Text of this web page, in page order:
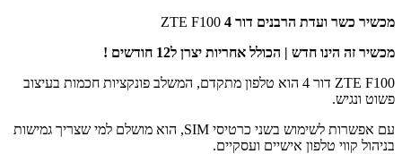
מכשיר כשר ועדת הרבנים דור 4
ZTE F100
מכשיר זה הינו חדש | הכולל אחריות יצרן ל12 חודשים !
ZTE F100 דור 4 הוא טלפון מתקדם, המשלב פונקציות חכמות בעיצוב
פשוט ונגיש.
עם אפשרות לשימוש בשני כרטיסי SIM, הוא מושלם למי שצריך גמישות
בניהול קווי טלפון אישיים ועסקיים.